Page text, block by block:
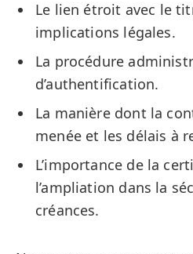
Le lien étroit avec le
implications légales.
La procédure
d’authentification.
La manière dont la
menée et les délais à
L’importance de la
l’ampliation dans la
créances.